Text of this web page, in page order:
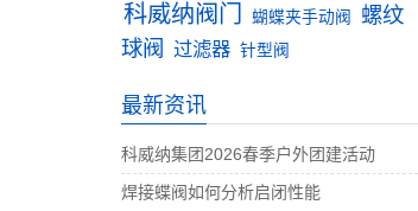
科威纳阀门 蝴蝶夹手动阀
螺纹
球阀 过滤器 针型阀
最新资讯
科威纳集团2026春季户外团建活动
焊接蝶阀如何分析启闭性能